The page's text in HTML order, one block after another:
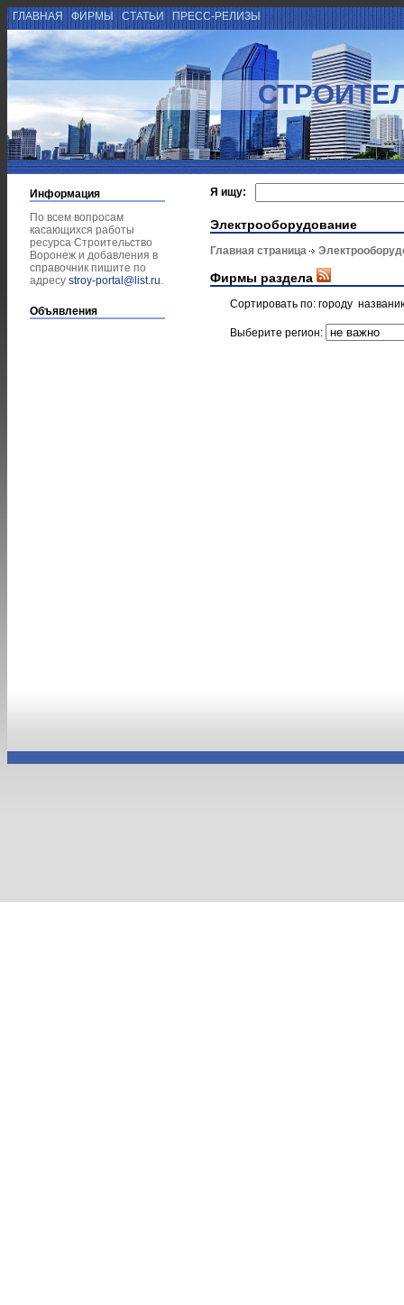
ГЛАВНАЯ ФИРМЫ СТАТЬИ ПРЕСС-РЕЛИЗЫ
Информация
По всем вопросам
касающихся работы
ресурса Строительство
Воронеж и добавления в
справочник пишите по
адресу stroy-portal@list.ru.
Объявления
Я ищу:
Электрооборудование
Главная страница
Фирмы раздела
Сортировать по: городу
Выберите регион: